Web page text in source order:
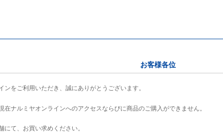
お客様各位
ンをご利用いただき、誠にありがとうございます。
在ナルミヤオンラインへのアクセスならびに商品のご購入ができません。
にて、お買い求めください。